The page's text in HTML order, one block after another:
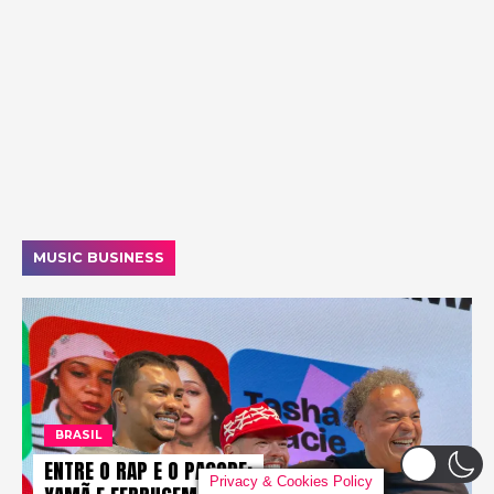
MUSIC BUSINESS
BRASIL
ENTRE O RAP E O PAGODE:Privacy & Cookies Policy